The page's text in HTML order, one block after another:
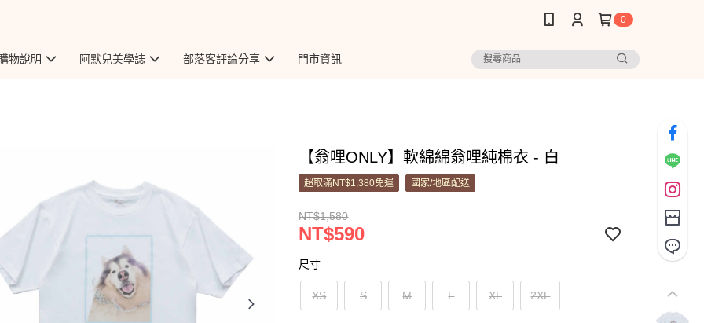
0
物說明 阿默兒美學誌 部落客評論分享 門市資訊
【翁哩ONLY】軟綿綿翁哩純棉衣 - 白
超取滿NT$1,380免運 國家/地區配送
NT$1,580
NT$590
尺寸
XS S M L XL 2XL